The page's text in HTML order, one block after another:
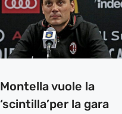
Montella vuole la
‘scintilla’per la gara